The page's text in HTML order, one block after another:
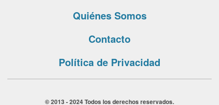
Quiénes Somos
Contacto
Política de Privacidad
© 2013 - 2024 Todos los derechos reservados.